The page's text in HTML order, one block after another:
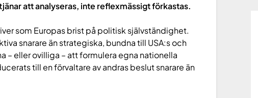
att analyseras, inte reflexmässigt förkastas.
som Europas brist på politisk självständighet.
snarare än strategiska, bundna till USA:s och
– eller ovilliga – att formulera egna nationella
till en förvaltare av andras beslut snarare än